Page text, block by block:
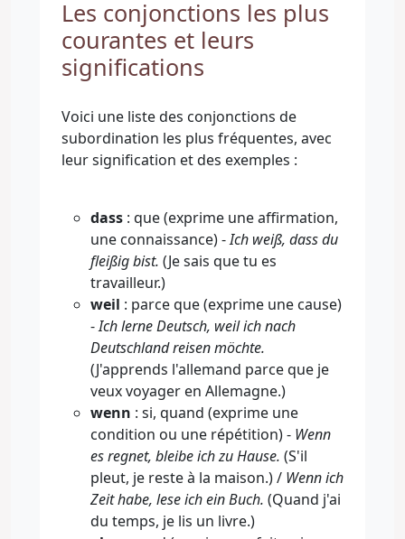
Les conjonctions les plus
courantes et leurs
significations
Voici une liste des conjonctions de
subordination les plus fréquentes, avec
leur signification et des exemples :
dass : que (exprime une affirmation,
une connaissance) -Ich weiß, dass du
fleißig bist. (Je sais que tu es
travailleur.)
weil : parce que (exprime une cause)
-Ich lerne Deutsch, weil ich nach
Deutschland reisen möchte.
(J'apprends l'allemand parce que je
veux voyager en Allemagne.)
wenn : si, quand (exprime une
condition ou une répétition) - Wenn
es regnet, bleibe ich zu Hause. (S'il
pleut, je reste à la maison.) / Wenn ich
Zeit habe, lese ich ein Buch. (Quand j'ai
du temps, je lis un livre.)